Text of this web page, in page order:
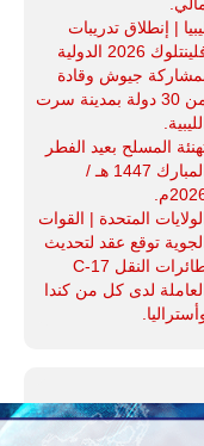
| إنطلاق تدريبات
فلينتلوك 2026 الدولية
جيوش وقادة
من 30 دولة بمدينة سرت
المسلح بعيد الفطر
المبارك 1447 هـ /
المتحدة | القوات
توقع عقد لتحديث
طائرات النقل C-17
لدى كل من كندا